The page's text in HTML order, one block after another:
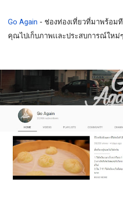
Go Again - ช่องท่องเที่ยวที่มาพร้อม
คุณไปเก็บภาพเเละประสบการณ์ใหม่